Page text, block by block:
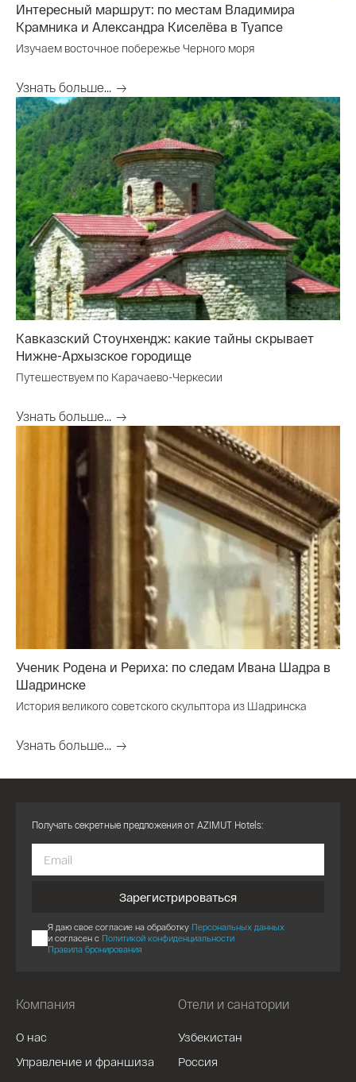
Интересный маршрут: по местам Владимира
Крамника и Александра Киселёва в Туапсе
Изучаем восточное побережье Черного моря
Узнать больше...
Кавказский Стоунхендж: какие тайны скрывает
Нижне-Архызское городище
Путешествуем по Карачаево-Черкесии
Узнать больше...
Ученик Родена и Рериха: по следам Ивана Шадра в
Шадринске
История великого советского скульптора из Шадринска
Узнать больше...
Компания
О нас
Управление и франшиза
Отели и санатории
Узбекистан
Россия
Получать секретные предложения от AZIMUT Hotels:
Зарегистрироваться
Я даю свое согласие на обработку Персональных данных
и согласен с Политикой конфиденциальности
Правила бронирования